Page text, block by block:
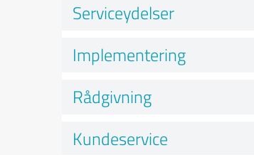
Serviceydelser
Implementering
Rådgivning
Kundeservice